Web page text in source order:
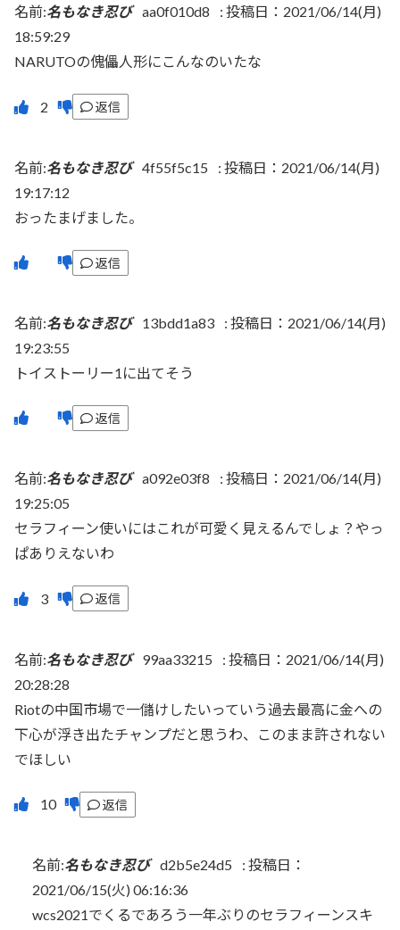
名前:名もなき忍び aa0f010d8 : 投稿日：2021/06/14(月)
18:59:29
NARUTOの傀儡人形にこんなのいたな
返信
名前:名もなき忍び 4f55f5c15 : 投稿日：2021/06/14(月)
19:17:12
おったまげました。
返信
名前:名もなき忍び 13bdd1a83 : 投稿日：2021/06/14(月)
19:23:55
トイストーリー1に出てそう
返信
名前:名もなき忍び a092e03f8 : 投稿日：2021/06/14(月)
19:25:05
セラフィーン使いにはこれが可愛く見えるんでしょ？やっ
ぱありえないわ
返信
名前:名もなき忍び 99aa33215 : 投稿日：2021/06/14(月)
20:28:28
Riotの中国市場で一儲けしたいっていう過去最高に金への
下心が浮き出たチャンプだと思うわ、このまま許されない
でほしい
返信
名前:名もなき忍び d2b5e24d5 : 投稿日：
2021/06/15(火) 06:16:36
wcs2021でくるであろう一年ぶりのセラフィーンスキ